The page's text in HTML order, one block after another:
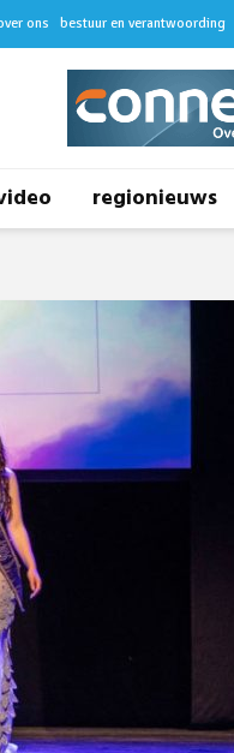
ons bestuur en verantwoording
regionieuws
‘Eerste